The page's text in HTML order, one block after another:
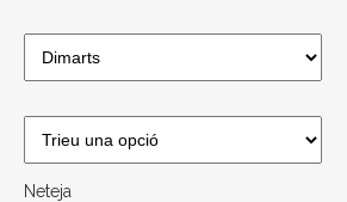
Neteja